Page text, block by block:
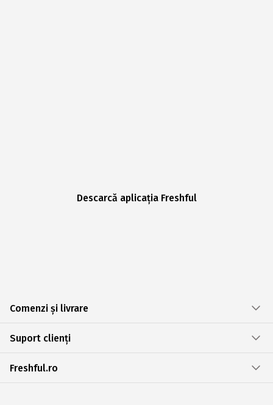
Descarcă aplicația Freshful
Comenzi și livrare
Suport clienți
Freshful.ro